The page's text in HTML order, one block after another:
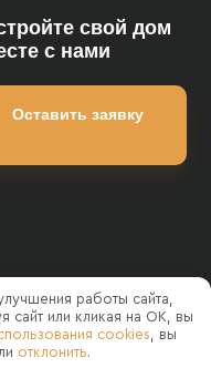
свой дом
с нами
Оставить заявку
работы сайта,
сайт или кликая на OK, вы
cookies , вы
отклонить.